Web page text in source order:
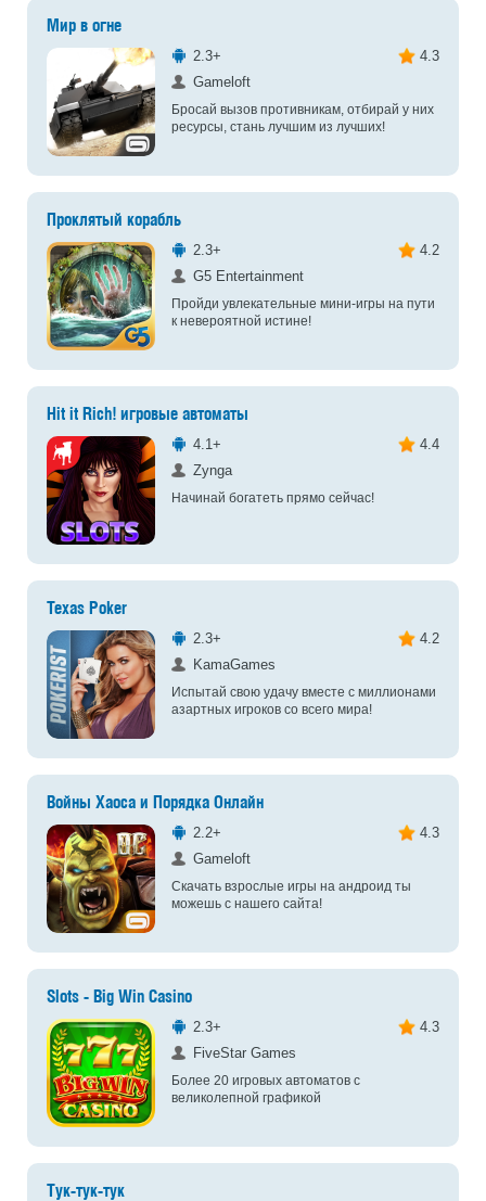
Мир в огне
2.3+
4.3
Gameloft
Бросай вызов противникам, отбирай у них
ресурсы, стань лучшим из лучших!
Проклятый корабль
2.3+
4.2
G5 Entertainment
Пройди увлекательные мини-игры на пути
к невероятной истине!
Hit it Rich! игровые автоматы
4.1+
4.4
Zynga
Начинай богатеть прямо сейчас!
Texas Poker
2.3+
4.2
KamaGames
Испытай свою удачу вместе с миллионами
азартных игроков со всего мира!
Войны Хаоса и Порядка Онлайн
2.2+
4.3
Gameloft
Скачать взрослые игры на андроид ты
можешь с нашего сайта!
Slots - Big Win Casino
2.3+
4.3
FiveStar Games
Более 20 игровых автоматов с
великолепной графикой
Тук-тук-тук